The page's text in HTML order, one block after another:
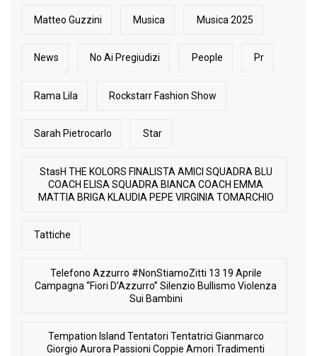
Matteo Guzzini Musica Musica 2025
News No Ai Pregiudizi People Pr
Rama Lila Rockstarr Fashion Show
Sarah Pietrocarlo Star
StasH THE KOLORS FINALISTA AMICI SQUADRA BLU
COACH ELISA SQUADRA BIANCA COACH EMMA
MATTIA BRIGA KLAUDIA PEPE VIRGINIA TOMARCHIO
Tattiche
Telefono Azzurro #NonStiamoZitti 13 19 Aprile
Campagna “Fiori D’Azzurro” Silenzio Bullismo Violenza
Sui Bambini
Tempation Island Tentatori Tentatrici Gianmarco
Giorgio Aurora Passioni Coppie Amori Tradimenti